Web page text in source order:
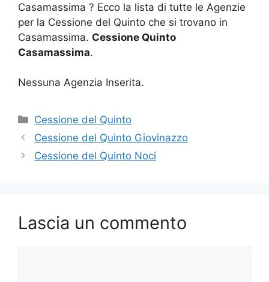
Casamassima ? Ecco la lista di tutte le Agenzie
per la Cessione del Quinto che si trovano in
Casamassima. Cessione Quinto
Casamassima.
Nessuna Agenzia Inserita.
Categorie
Cessione del Quinto
Cessione del Quinto Giovinazzo
Cessione del Quinto Noci
Lascia un commento